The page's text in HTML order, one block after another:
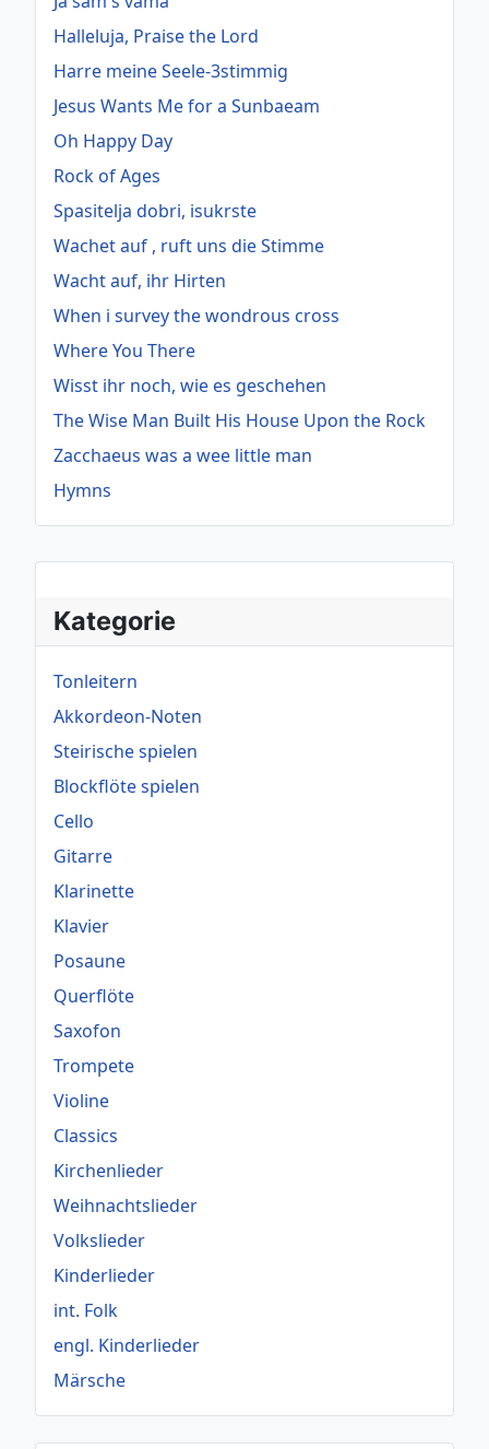
Kategorie
Tonleitern
Akkordeon-Noten
Steirische spielen
Blockflöte spielen
Cello
Gitarre
Klarinette
Klavier
Posaune
Querflöte
Saxofon
Trompete
Violine
Classics
Kirchenlieder
Weihnachtslieder
Volkslieder
Kinderlieder
int. Folk
engl. Kinderlieder
Märsche
Halleluja, Praise the Lord
Harre meine Seele-3stimmig
Jesus Wants Me for a Sunbaeam
Oh Happy Day
Rock of Ages
Spasitelja dobri, isukrste
Wachet auf , ruft uns die Stimme
Wacht auf, ihr Hirten
When i survey the wondrous cross
Where You There
Wisst ihr noch, wie es geschehen
The Wise Man Built His House Upon the Rock
Zacchaeus was a wee little man
Hymns